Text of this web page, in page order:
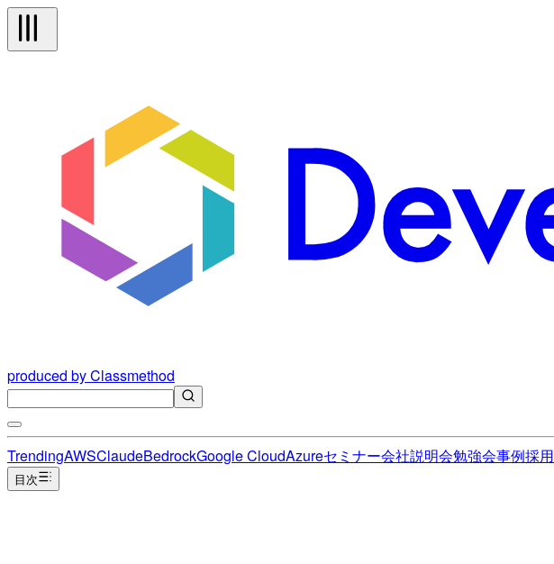
produced by Classmethod
TrendingAWSClaudeBedrockGoogle CloudAzureセミナー会社説明会勉強会事例採用
目次